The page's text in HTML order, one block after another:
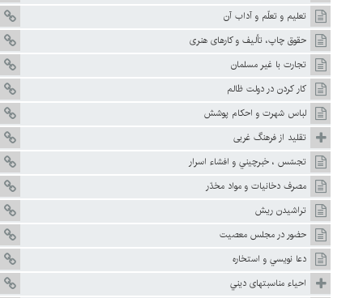
تعليم و تعلّم و آداب آن
حقوق چاپ، تأليف و كارهای هنری
تجارت با غير مسلمان
كار كردن در دولت ظالم
لباس شهرت و احكام پوشش
تقليد از فرهنگ غربى
تجسّس ، خبرچيني و افشاء اسرار
مصرف دخانيات و مواد مخدّر
تراشيدن ريش
حضور در مجلس معصيت
دعا نويسي و استخاره
احياء مناسبتهاى ديني